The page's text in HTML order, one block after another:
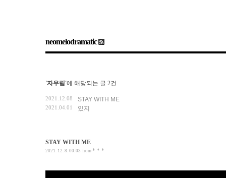
neomelodramatic
'자우림'에 해당되는 글 2건
2021.12.08 STAY WITH ME
2021.04.01 있지
STAY WITH ME
2021. 12. 8. 00:03 from * * *